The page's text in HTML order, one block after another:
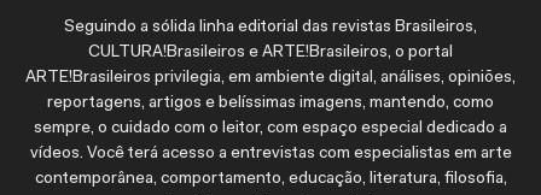
Seguindo a sólida linha editorial das revistas Brasileiros,
CULTURA!Brasileiros e ARTE!Brasileiros, o portal
ARTE!Brasileiros privilegia, em ambiente digital, análises, opiniões,
reportagens, artigos e belíssimas imagens, mantendo, como
sempre, o cuidado com o leitor, com espaço especial dedicado a
vídeos. Você terá acesso a entrevistas com especialistas em arte
contemporânea, comportamento, educação, literatura, filosofia,